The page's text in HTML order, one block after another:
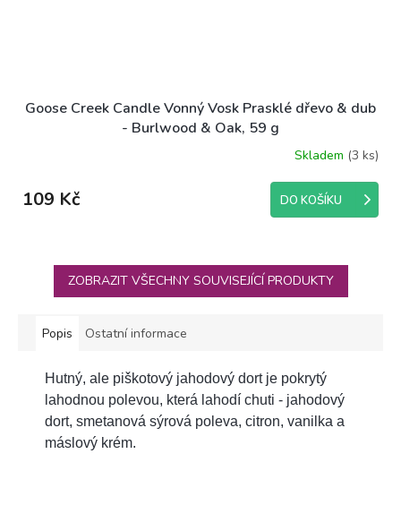
Goose Creek Candle Vonný Vosk Prasklé dřevo & dub
- Burlwood & Oak, 59 g
Skladem (3 ks)
109 Kč DO KOŠÍKU
ZOBRAZIT VŠECHNY SOUVISEJÍCÍ PRODUKTY
Popis Ostatní informace
Hutný, ale piškotový jahodový dort je pokrytý
lahodnou polevou, která lahodí chuti - jahodový
dort, smetanová sýrová poleva, citron, vanilka a
máslový krém.